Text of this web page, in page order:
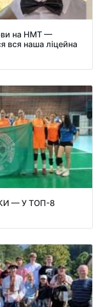
на НМТ —
вся наша ліцейна
— У ТОП-8